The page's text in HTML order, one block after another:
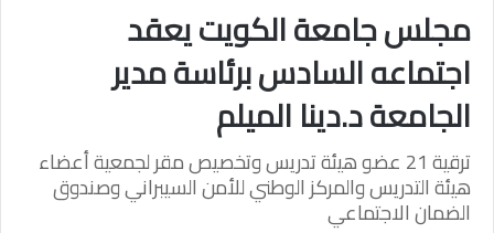
مجلس جامعة الكويت يعقد
اجتماعه السادس برئاسة مدير
الجامعة د.دينا الميلم
ترقية 21 عضو هيئة تدريس وتخصيص مقر لجمعية أعضاء
هيئة التدريس والمركز الوطني للأمن السيبراني وصندوق
الضمان الاجتماعي